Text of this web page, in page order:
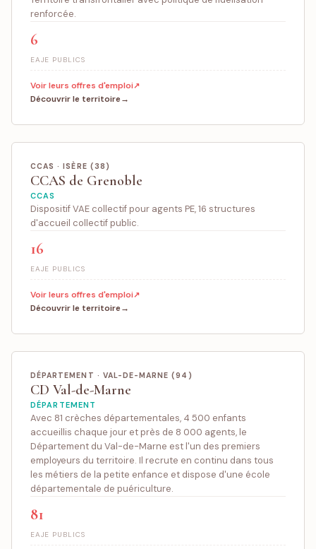
renforcée.
6
EAJE PUBLICS
Voir leurs offres d'emploi
Découvrir le territoire
CCAS · ISÈRE (38)
CCAS de Grenoble
CCAS
Dispositif VAE collectif pour agents PE, 16 structures
d'accueil collectif public.
16
EAJE PUBLICS
Voir leurs offres d'emploi
Découvrir le territoire
DÉPARTEMENT · VAL-DE-MARNE (94)
CD Val-de-Marne
DÉPARTEMENT
Avec 81 crèches départementales, 4 500 enfants
accueillis chaque jour et près de 8 000 agents, le
Département du Val-de-Marne est l'un des premiers
employeurs du territoire. Il recrute en continu dans tous
les métiers de la petite enfance et dispose d'une école
départementale de puériculture.
81
EAJE PUBLICS